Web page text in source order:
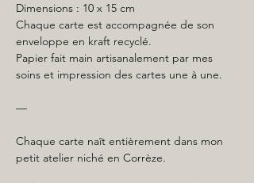
Dimensions : 10 x 15 cm
Chaque carte est accompagnée de son
enveloppe en kraft recyclé.
Papier fait main artisanalement par mes
soins et impression des cartes une à une.
—
Chaque carte naît entièrement dans mon
petit atelier niché en Corrèze.